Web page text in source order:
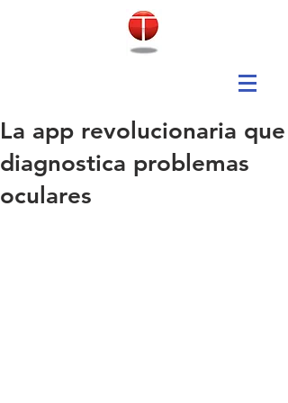
La app revolucionaria que
diagnostica problemas
oculares